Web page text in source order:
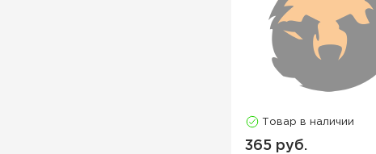
Товар в наличии
365 руб.